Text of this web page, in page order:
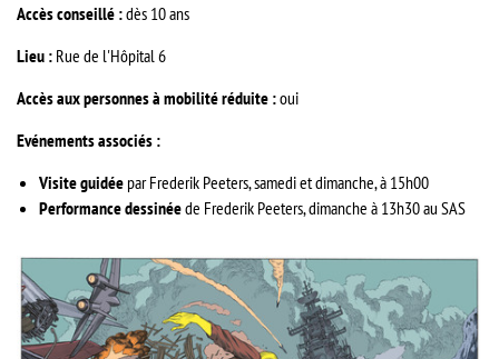
Accès conseillé :dès 10 ans
Lieu : Rue de l'Hôpital 6
Accès aux personnes à mobilité réduite :oui
Evénements associés :
Visite guidée par Frederik Peeters, samedi et dimanche, à 15h00
Performance dessinéede Frederik Peeters, dimanche à 13h30 au SAS